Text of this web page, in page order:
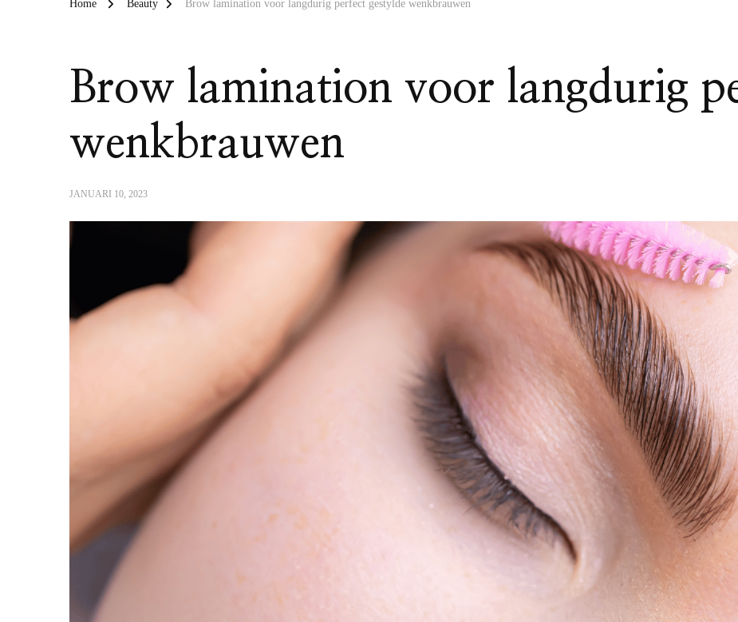
Home Beauty Brow lamination voor langdurig perfect gestylde wenkbrauwen
Brow lamination voor langdurig
wenkbrauwen
JANUARI 10, 2023